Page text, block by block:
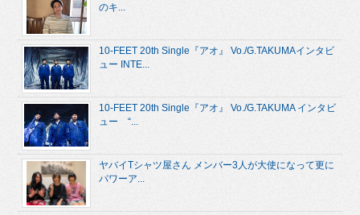
のキ...
10-FEET 20th Single『アオ』 Vo./G.TAKUMAインタビ
ュー INTE...
10-FEET 20th Single『アオ』 Vo./G.TAKUMA インタビ
ュー “...
ヤバイTシャツ屋さん メンバー3人が大使になって更に
パワーア...